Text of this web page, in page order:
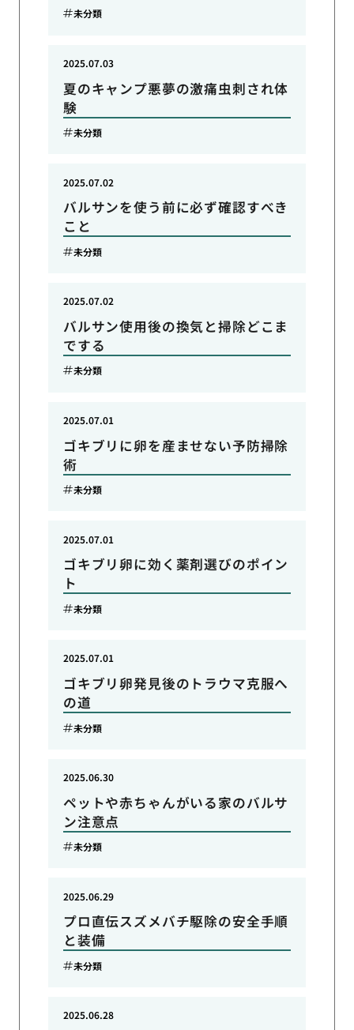
未分類
夏のキャンプ悪夢の激痛虫刺され体
験
2025.07.03
未分類
バルサンを使う前に必ず確認すべき
こと
2025.07.02
未分類
バルサン使用後の換気と掃除どこま
でする
2025.07.02
未分類
ゴキブリに卵を産ませない予防掃除
術
2025.07.01
未分類
ゴキブリ卵に効く薬剤選びのポイン
ト
2025.07.01
未分類
ゴキブリ卵発見後のトラウマ克服へ
の道
2025.07.01
未分類
ペットや赤ちゃんがいる家のバルサ
ン注意点
2025.06.30
未分類
プロ直伝スズメバチ駆除の安全手順
と装備
2025.06.29
未分類
2025.06.28